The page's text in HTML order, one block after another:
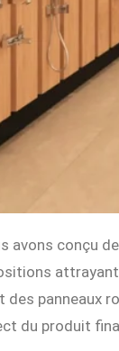
avons conçu
des
du produit